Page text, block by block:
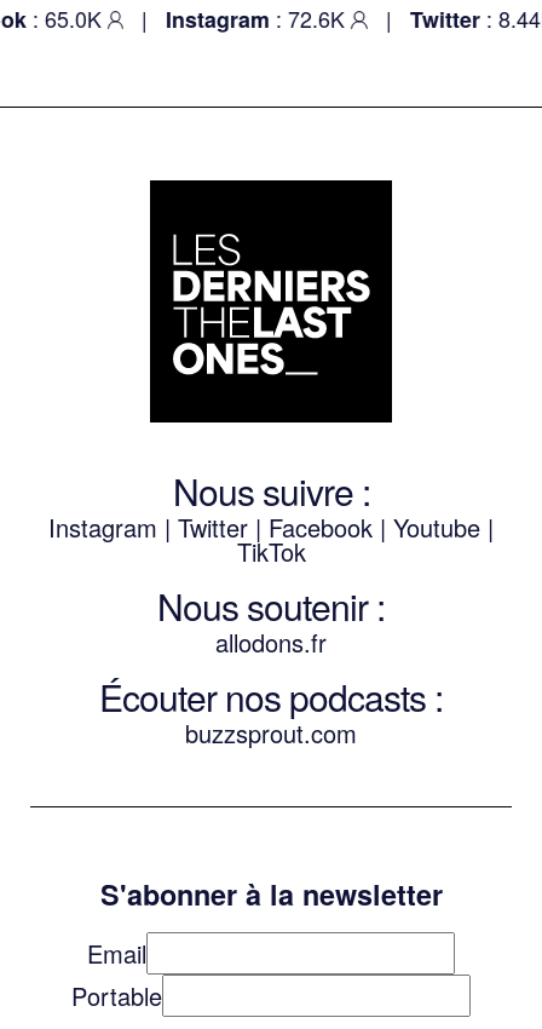
: 65.0K | Instagram: 72.6K | Twitter:
Nous suivre :
Instagram | Twitter | Facebook | Youtube |
TikTok
Nous soutenir :
allodons.fr
Écouter nos podcasts :
buzzsprout.com
S'abonner à la newsletter
Email
Portable